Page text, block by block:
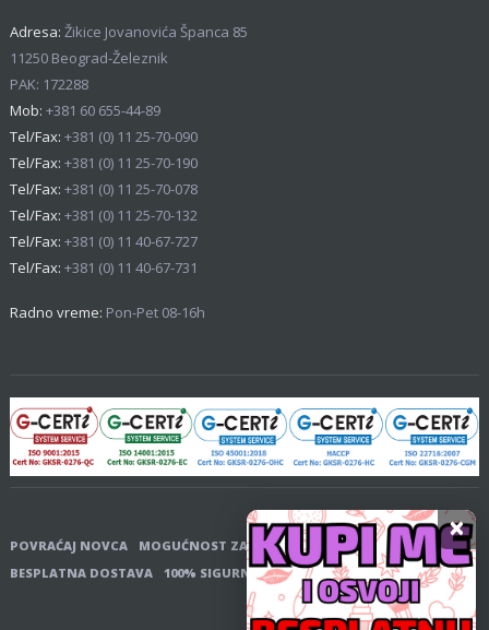
Adresa: Žikice Jovanovića Španca 85
11250 Beograd-Železnik
PAK: 172288
Mob: +381 60 655-44-89
Tel/Fax: +381 (0) 11 25-70-090
Tel/Fax: +381 (0) 11 25-70-190
Tel/Fax: +381 (0) 11 25-70-078
Tel/Fax: +381 (0) 11 25-70-132
Tel/Fax: +381 (0) 11 40-67-727
Tel/Fax: +381 (0) 11 40-67-731
Radno vreme: Pon-Pet 08-16h
POVRAĆAJ NOVCA MOGUĆNOST ZAMENE
PLAĆANJE POUZEĆEM
BESPLATNA DOSTAVA
100% SIGURNOST
×